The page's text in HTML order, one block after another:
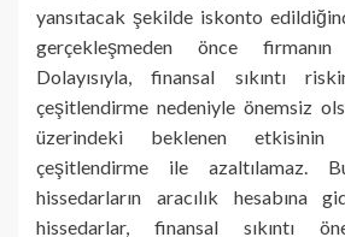
yansıtacak şekilde iskonto
gerçekleşmeden önce
Dolayısıyla, finansal sıkıntı
çeşitlendirme nedeniyle önemsiz
üzerindeki beklenen etkisinin
çeşitlendirme ile azaltılamaz.
hissedarların aracılık hesabına
hissedarlar, finansal sıkıntı